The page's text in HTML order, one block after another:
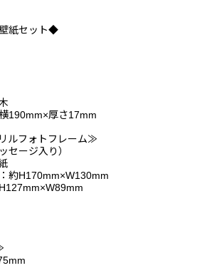
紙セット◆
190mm×厚さ17mm
ルフォトフレーム≫
セージ入り）
約H170mm×W130mm